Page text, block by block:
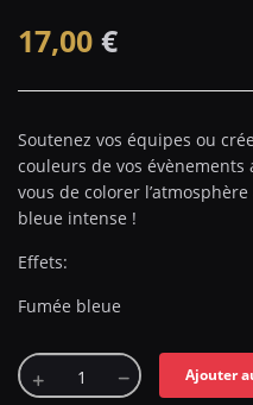
17,00 €
Soutenez vos équipes ou
couleurs de vos évènements
vous de colorer
bleue intense !
Effets:
Fumée bleue
Ajouter